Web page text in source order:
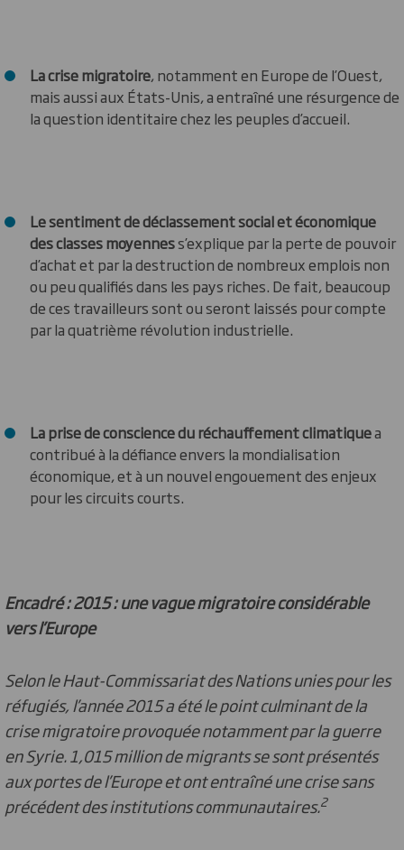
La crise migratoire, notamment en Europe de l’Ouest,
mais aussi aux États-Unis, a entraîné une résurgence de
la question identitaire chez les peuples d’accueil.
Le sentiment de déclassement social et économique
des classes moyenness’explique par la perte de pouvoir
d’achat et par la destruction de nombreux emplois non
ou peu qualifiés dans les pays riches. De fait, beaucoup
de ces travailleurs sont ou seront laissés pour compte
par la quatrième révolution industrielle.
La prise de conscience du réchauffement climatiquea
contribué à la défiance envers la mondialisation
économique, et à un nouvel engouement des enjeux
pour les circuits courts.
Encadré : 2015 : une vague migratoire considérable
vers l’Europe
Selon le Haut-Commissariat des Nations unies pour les
réfugiés, l’année 2015 a été le point culminant de la
crise migratoire provoquée notamment par la guerre
en Syrie. 1,015 million de migrants se sont présentés
aux portes de l’Europe et ont entraîné une crise sans
précédent des institutions communautaires.2